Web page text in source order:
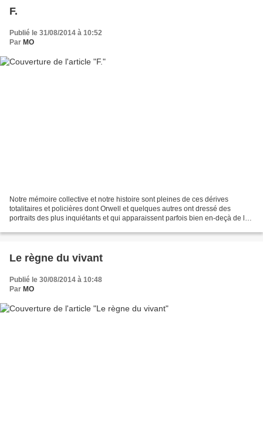
F.
Publié le 31/08/2014 à 10:52
Par MO
Notre mémoire collective et notre histoire sont pleines de ces dérives
totalitaires et policières dont Orwell et quelques autres ont dressé des
portraits des plus inquiétants et qui apparaissent parfois bien en-deçà de la
Le règne du vivant
Publié le 30/08/2014 à 10:48
Par MO